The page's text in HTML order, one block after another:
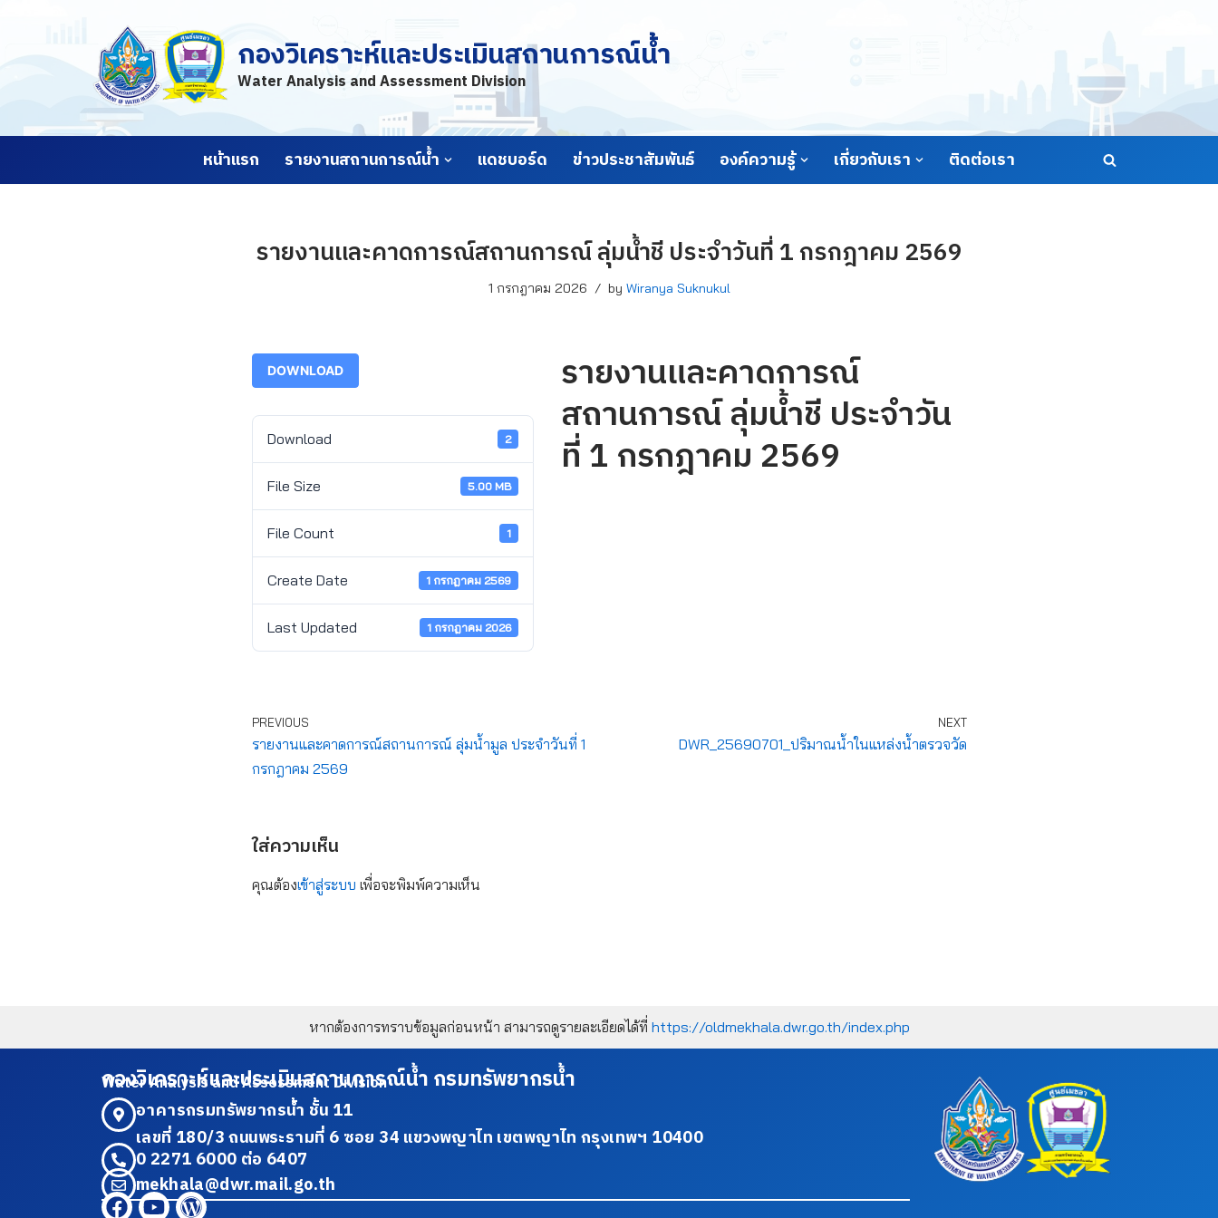
กองวิเคราะห์และประเมินสถานการณ์น้ำ
Water Analysis and Assessment Division
หน้าแรก รายงานสถานการณ์น้ำ แดชบอร์ด ข่าวประชาสัมพันธ์ องค์ความรู้ เกี่ยวกับเรา ติดต่อเรา
รายงานและคาดการณ์สถานการณ์ ลุ่มน้ำชี ประจำวันที่ 1 กรกฎาคม 2569
1 กรกฎาคม 2026 by Wiranya Suknukul
DOWNLOAD
Download 2
File Size 5.00 MB
File Count 1
Create Date 1 กรกฎาคม 2569
Last Updated 1 กรกฎาคม 2026
รายงานและคาดการณ์
สถานการณ์ ลุ่มน้ำชี ประจำวัน
ที่ 1 กรกฎาคม 2569
PREVIOUS
รายงานและคาดการณ์สถานการณ์ ลุ่มน้ำมูล ประจำวันที่ 1
กรกฎาคม 2569
NEXT
DWR_25690701_ปริมาณน้ำในแหล่งน้ำตรวจวัด
ใส่ความเห็น
คุณต้องเข้าสู่ระบบ เพื่อจะพิมพ์ความเห็น
หากต้องการทราบข้อมูลก่อนหน้า สามารถดูรายละเอียดได้ที่ https://oldmekhala.dwr.go.th/index.php
กองวิเคราะห์และประเมินสถานการณ์น้ำ กรมทรัพยากรน้ำ
Water Analysis and Assessment Division
อาคารกรมทรัพยากรน้ำ ชั้น 11
เลขที่ 180/3 ถนนพระรามที่ 6 ซอย 34 แขวงพญาไท เขตพญาไท กรุงเทพฯ 10400
0 2271 6000 ต่อ 6407
mekhala@dwr.mail.go.th